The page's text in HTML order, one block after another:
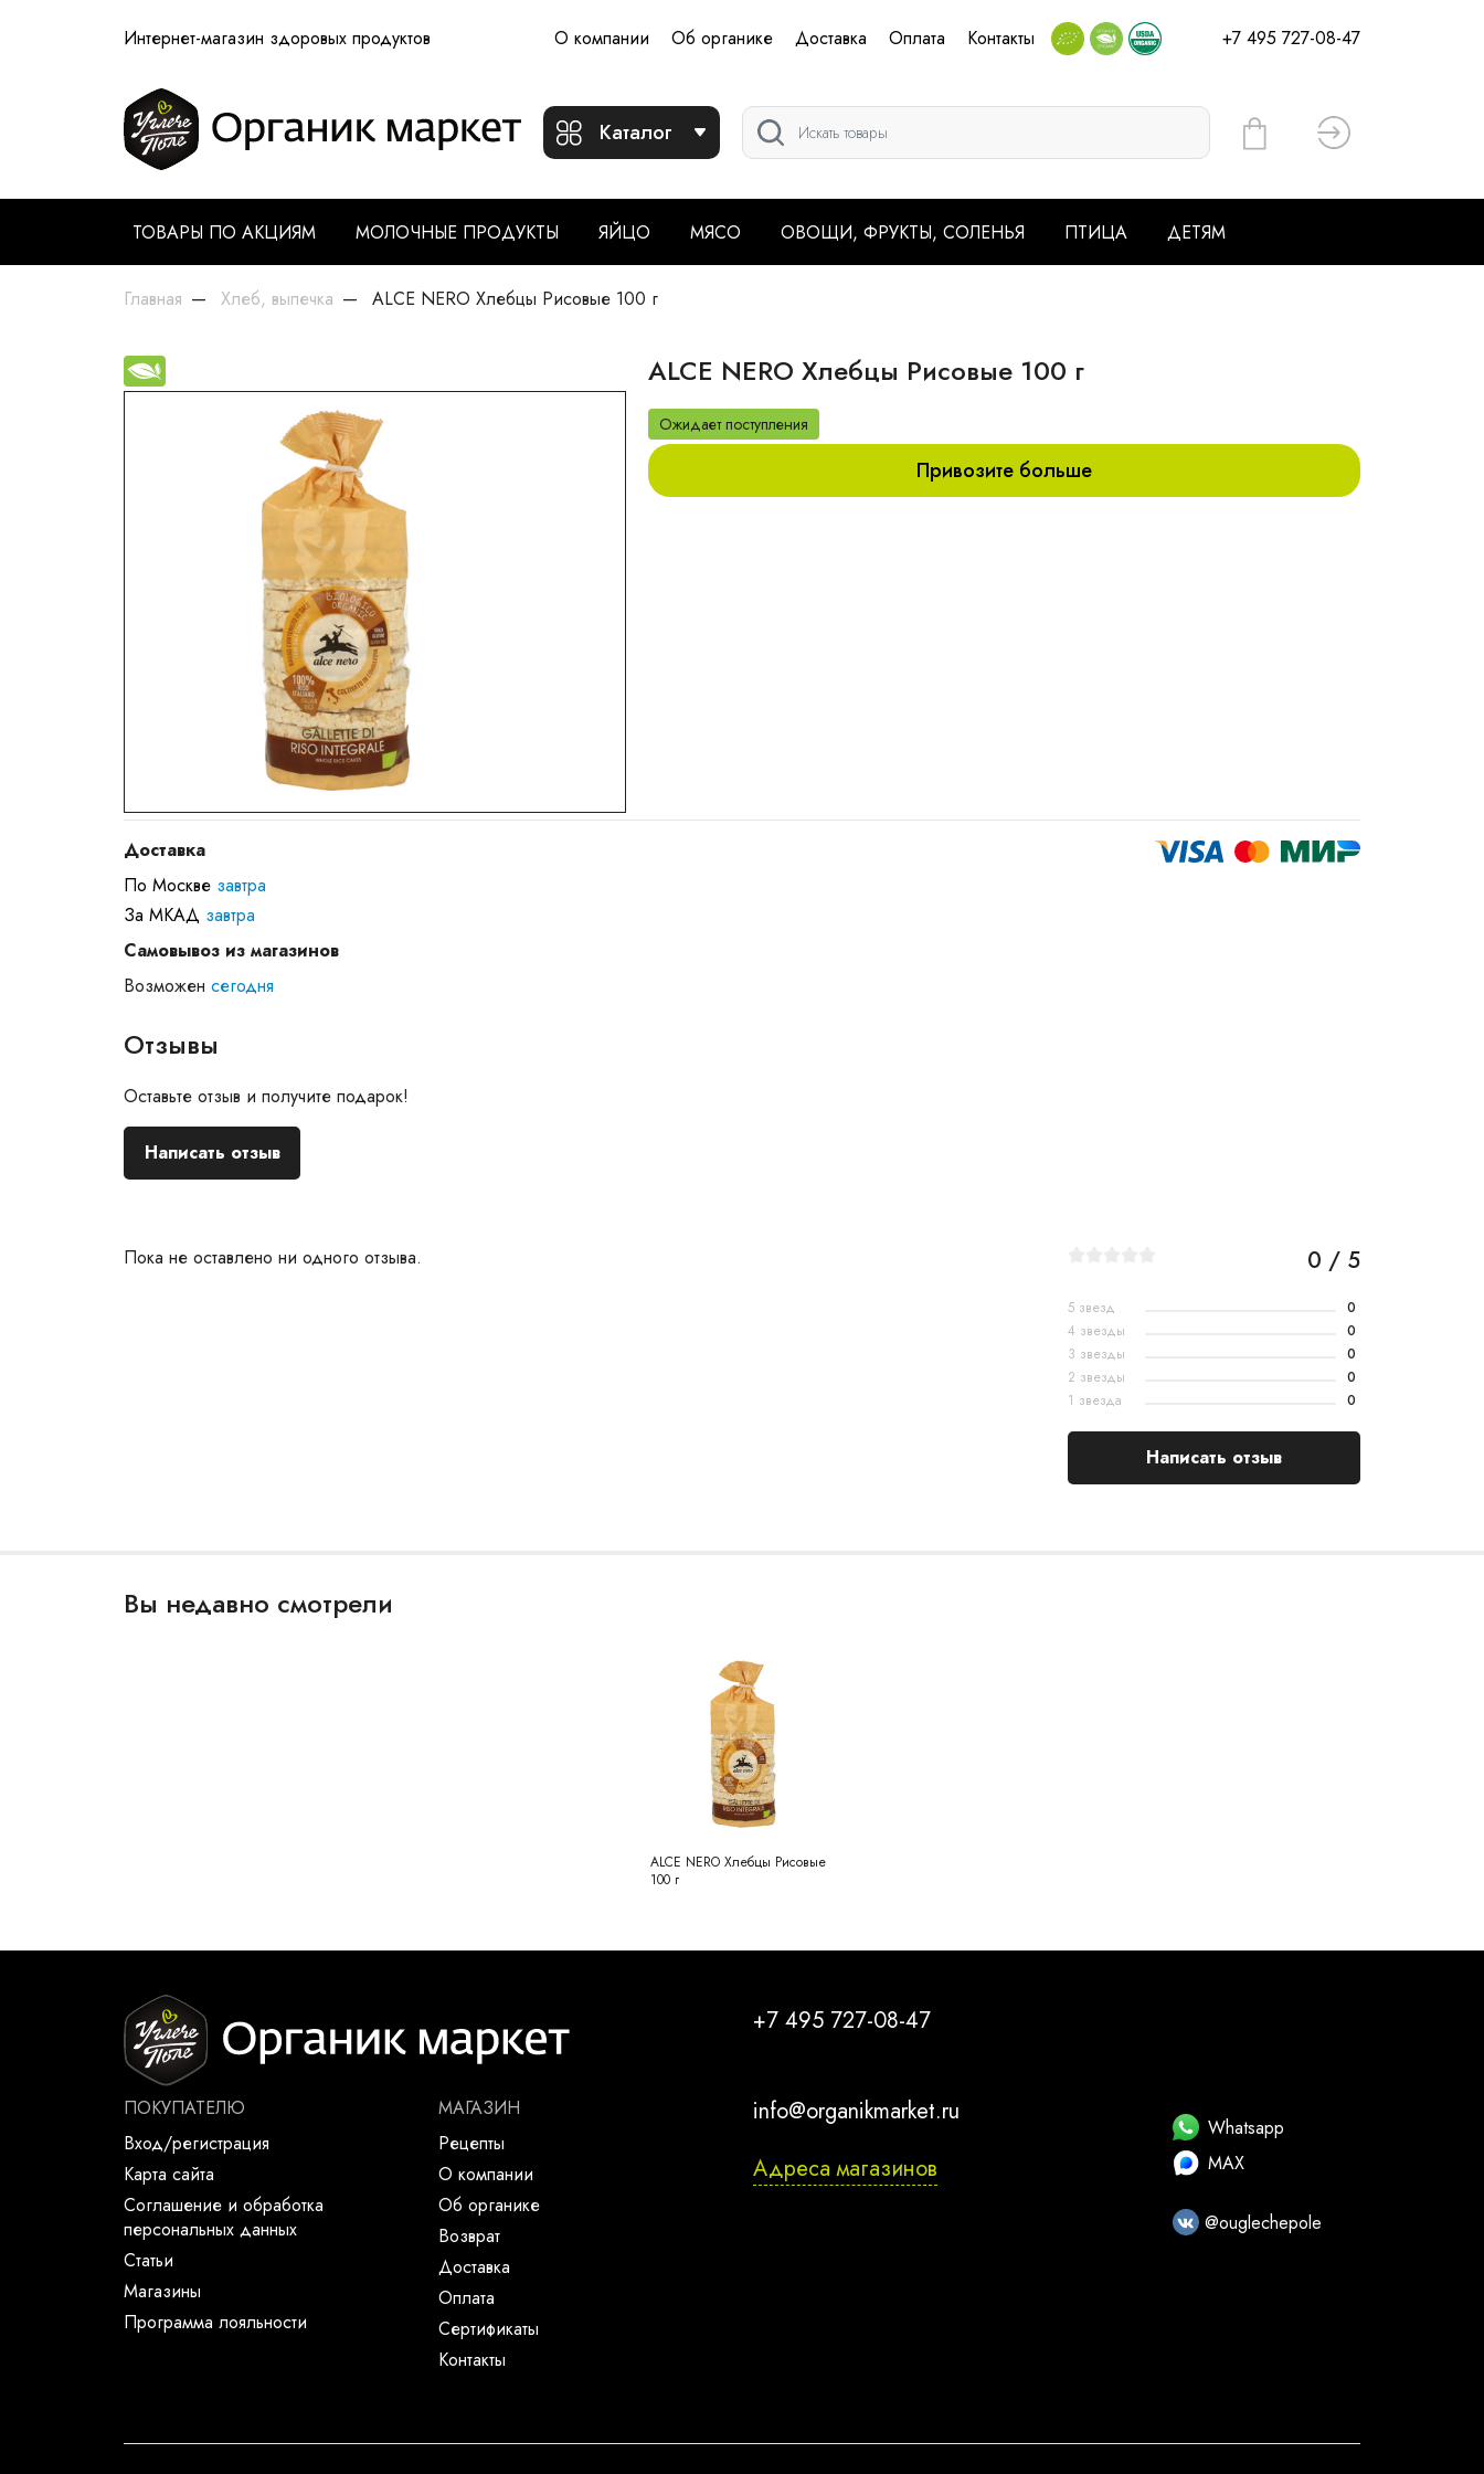
Интернет-магазин здоровых продуктов О компании Об органике Доставка Оплата Контакты +7 495 727-08-47
Каталог Вход
ТОВАРЫ ПО АКЦИЯМ МОЛОЧНЫЕ ПРОДУКТЫ ЯЙЦО МЯСО ОВОЩИ, ФРУКТЫ, СОЛЕНЬЯ ПТИЦА ДЕТЯМ
Главная Хлеб, выпечка ALCE NERO Хлебцы Рисовые 100 г
ALCE NERO Хлебцы Рисовые 100 г
Ожидает поступления
Привозите больше
Доставка
По Москве завтра
За МКАД завтра
Самовывоз из магазинов
Возможен сегодня
Отзывы
Оставьте отзыв и получите подарок!
Написать отзыв
Пока не оставлено ни одного отзыва. 0 / 5
5 звезд
0
4 звезды
0
3 звезды
0
2 звезды
0
1 звезда
0
Написать отзыв
Вы недавно смотрели
ALCE NERO Хлебцы Рисовые
100 г
ПОКУПАТЕЛЮ
Вход/регистрация
Карта сайта
Соглашение и обработка
персональных данных
Статьи
Магазины
Программа лояльности
МАГАЗИН
Рецепты
О компании
Об органике
Возврат
Доставка
Оплата
Сертификаты
Контакты
+7 495 727-08-47
info@organikmarket.ru
Адреса магазинов
Whatsapp
MAX
@ouglechepole